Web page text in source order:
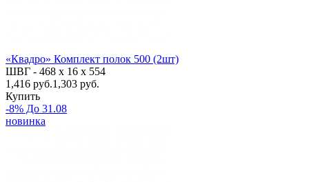
«Квадро» Комплект полок 500 (2шт)
ШВГ - 468 х 16 х 554
1,416 руб.1,303 руб.
Купить
-8% До 31.08
новинка